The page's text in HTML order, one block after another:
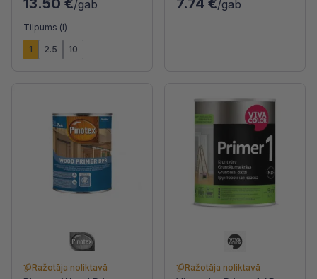
13.50 €/gab
Tilpums (l)
1 2.5 10
7.74 €/gab
Ražotāja noliktavā Ražotāja noliktavā